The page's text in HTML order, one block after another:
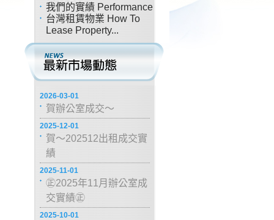
我們的實績 Performance
台灣租賃物業 How To
Lease Property...
2026-03-01
賀辦公室成交～
2025-12-01
賀～202512出租成交實
績
2025-11-01
㊣2025年11月辦公室成
交實績㊣
2025-10-01